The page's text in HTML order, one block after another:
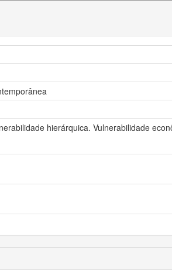
hierárquica. Vulnerabilidade